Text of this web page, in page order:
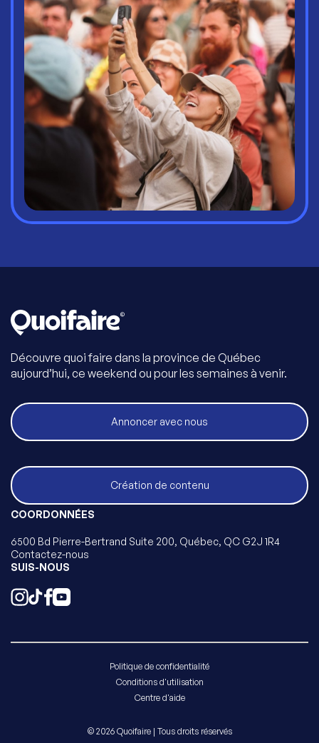
Découvre quoi faire dans la province de Québec
aujourd’hui, ce weekend ou pour les semaines à venir.
Annoncer avec nous
Création de contenu
COORDONNÉES
6500 Bd Pierre-Bertrand Suite 200, Québec, QC G2J 1R4
Contactez-nous
SUIS-NOUS
Politique de confidentialité
Conditions d'utilisation
Centre d'aide
© 2026 Quoifaire | Tous droits réservés